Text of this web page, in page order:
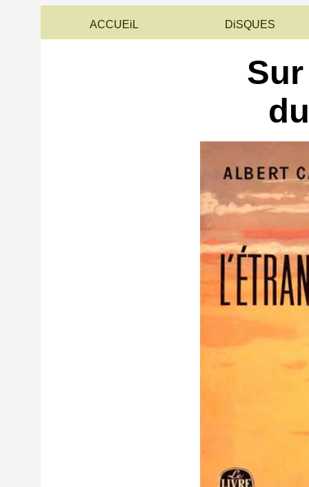
ACCUEiL DiSQUES